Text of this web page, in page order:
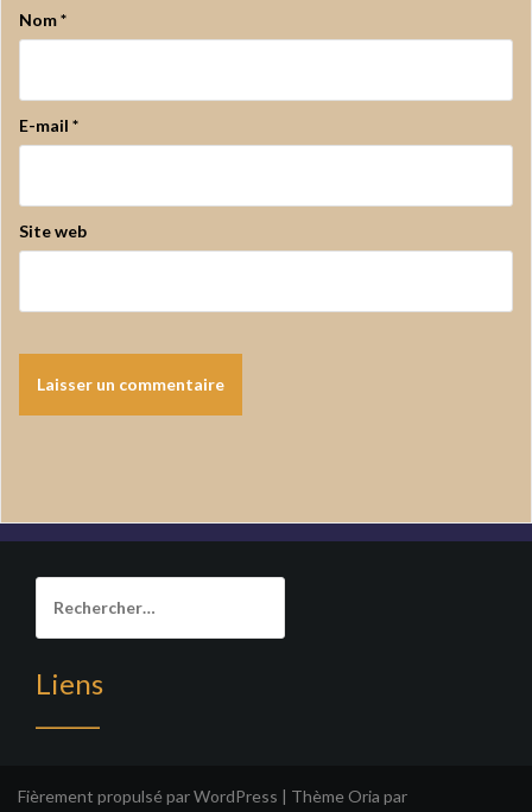
Nom*
E-mail *
Site web
Liens
Fièrement propulsé par WordPress | Thème Oria par